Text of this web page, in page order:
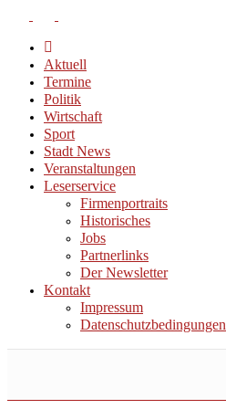
Aktuell
Termine
Politik
Wirtschaft
Sport
Stadt News
Veranstaltungen
Leserservice
Firmenportraits
Historisches
Jobs
Partnerlinks
Der Newsletter
Kontakt
Impressum
Datenschutzbedingungen